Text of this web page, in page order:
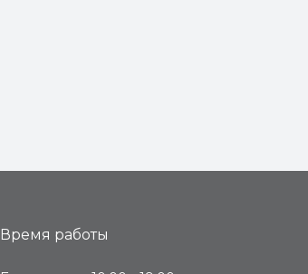
Время работы